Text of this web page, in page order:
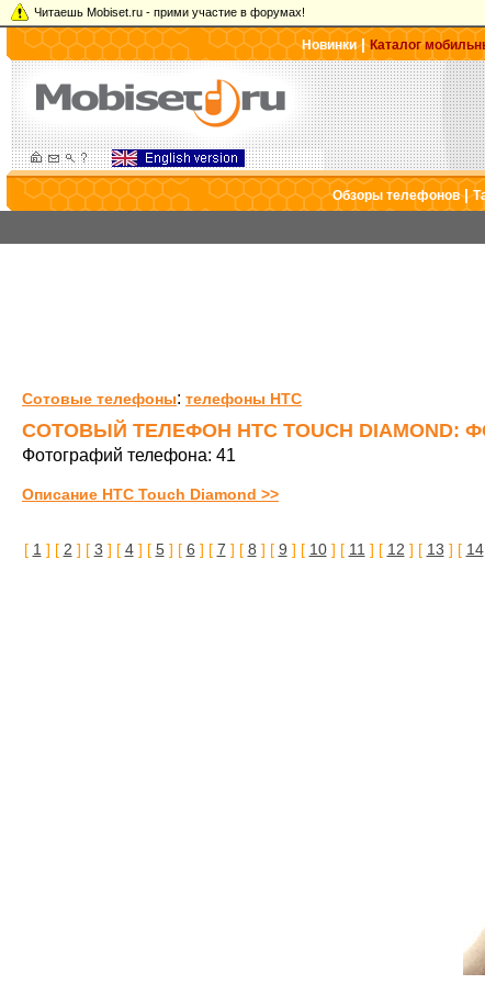
Читаешь Mobiset.ru - прими участие в форумах!
Новинки|Каталог
Обзоры телефонов|
Сотовые телефоны: телефоны HTC
СОТОВЫЙ ТЕЛЕФОН HTC TOUCH DIAMOND:
Фотографий телефона: 41
Описание HTC Touch Diamond >>
[ 1 ] [ 2 ] [ 3 ] [ 4] [ 5] [ 6 ] [ 7 ] [ 8 ] [ 9 ] [ 10] [ 11 ] [ 12 ] [ 13 ] [ 14